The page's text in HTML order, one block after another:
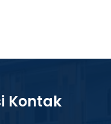
Kontak